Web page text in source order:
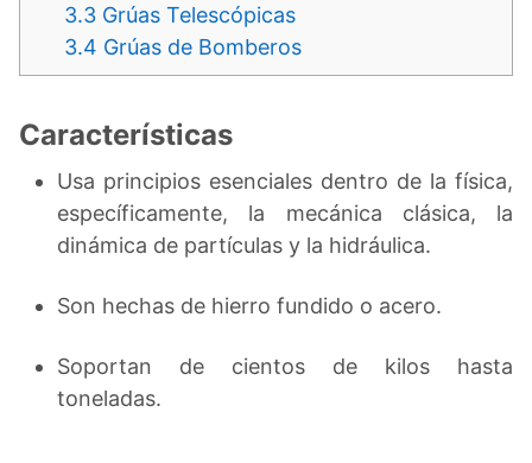
3.3 Grúas Telescópicas
3.4 Grúas de Bomberos
Características
Usa principios esenciales dentro de la física,
específicamente, la mecánica clásica, la
dinámica de partículas y la hidráulica.
Son hechas de hierro fundido o acero.
Soportan de cientos de kilos hasta
toneladas.